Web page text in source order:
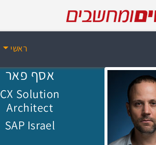
ראשי
אסף פאר
CX Solution
Architect
SAP Israel